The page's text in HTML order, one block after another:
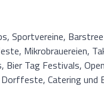
Sportvereine,
Mikrobrauereien,
Tag Festivals,
Catering und